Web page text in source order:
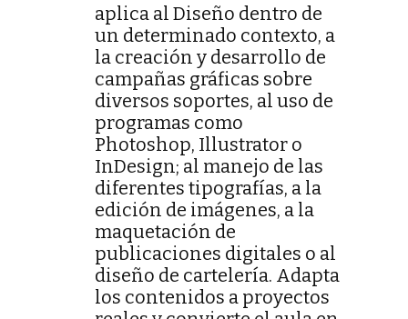
aplica al Diseño dentro de
un determinado contexto, a
la creación y desarrollo de
campañas gráficas sobre
diversos soportes, al uso de
programas como
Photoshop, Illustrator o
InDesign; al manejo de las
diferentes tipografías, a la
edición de imágenes, a la
maquetación de
publicaciones digitales o al
diseño de cartelería. Adapta
los contenidos a proyectos